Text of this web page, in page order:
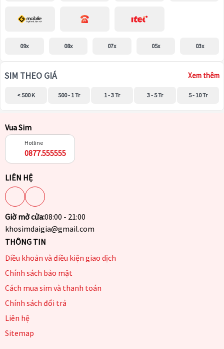
09x 08x 07x 05x 03x
SIM THEO GIÁ Xem thêm
< 500 K 500 - 1 Tr 1 - 3 Tr 3 - 5 Tr 5 - 10 Tr
Vua Sim
Hotline
0877.555555
LIÊN HỆ
Giờ mở cửa:08:00 - 21:00
khosimdaigia@gmail.com
THÔNG TIN
Điều khoản và điều kiện giao dịch
Chính sách bảo mật
Cách mua sim và thanh toán
Chính sách đổi trả
Liên hệ
Sitemap